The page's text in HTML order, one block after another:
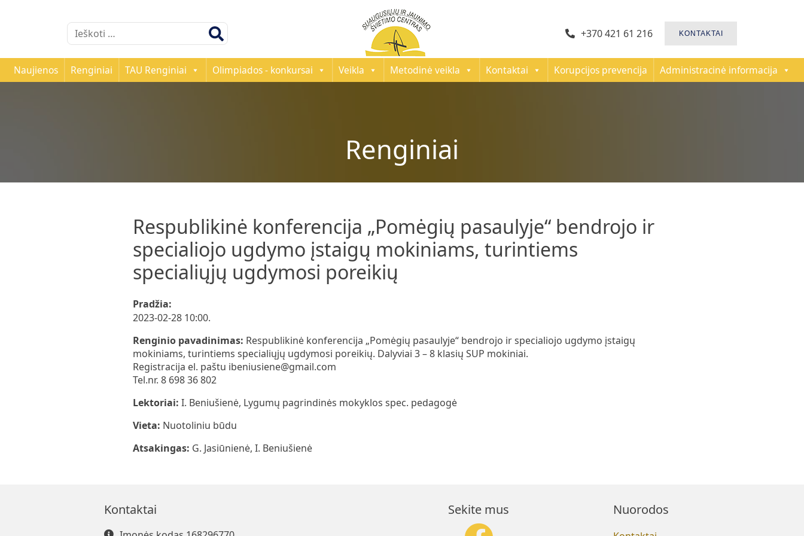
Ieškoti: +370 421 61 216 KONTAKTAI
Naujienos Renginiai TAU Renginiai Olimpiados - konkursai Veikla Metodinė veikla Kontaktai Korupcijos prevencija Administracinė informacija
Renginiai
Respublikinė konferencija „Pomėgių pasaulyje“ bendrojo ir
specialiojo ugdymo įstaigų mokiniams, turintiems
specialiųjų ugdymosi poreikių
Pradžia:
2023-02-28 10:00.
Renginio pavadinimas: Respublikinė konferencija „Pomėgių pasaulyje“ bendrojo ir specialiojo ugdymo įstaigų
mokiniams, turintiems specialiųjų ugdymosi poreikių. Dalyviai 3 – 8 klasių SUP mokiniai.
Registracija el. paštu ibeniusiene@gmail.com
Tel.nr. 8 698 36 802
Lektoriai: I. Beniušienė, Lygumų pagrindinės mokyklos spec. pedagogė
Vieta: Nuotoliniu būdu
Atsakingas: G. Jasiūnienė, I. Beniušienė
Kontaktai Sekite mus Nuorodos